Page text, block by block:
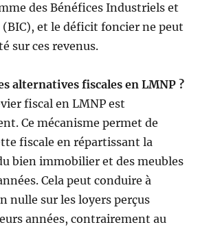
des Bénéfices Industriels et
et le déficit foncier ne peut
sur ces revenus.
alternatives fiscales en LMNP ?
fiscal en LMNP est
Ce mécanisme permet de
fiscale en répartissant la
bien immobilier et des meubles
Cela peut conduire à
nulle sur les loyers perçus
années, contrairement au